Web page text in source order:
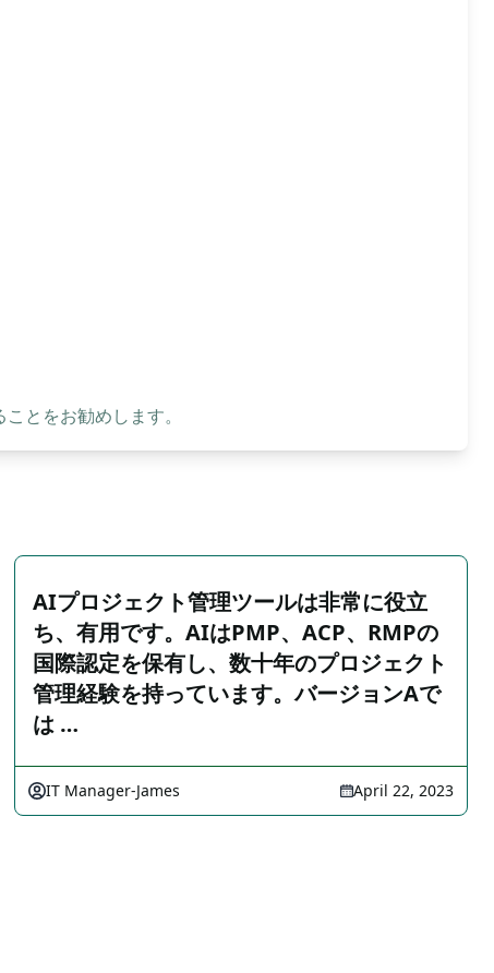
とをお勧めします。
AIプロジェクト管理ツールは非常に役立
ち、有用です。AIはPMP、ACP、RMPの
国際認定を保有し、数十年のプロジェクト
管理経験を持っています。バージョンAで
は …
IT Manager-James April 22, 2023